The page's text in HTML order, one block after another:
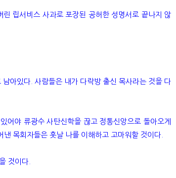
립서비스 사과로 포장된 공허한 성명서로 끝나지 않
아있다. 사람들은 내가 다락방 출신 목사라는 것을 다
야 류광수 사탄신학을 끊고 정통신앙으로 돌아오게
목회자들은 훗날 나를 이해하고 고마워할 것이다.
것이다.